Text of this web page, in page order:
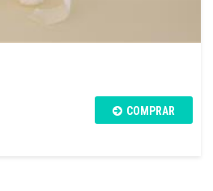
COMPRAR